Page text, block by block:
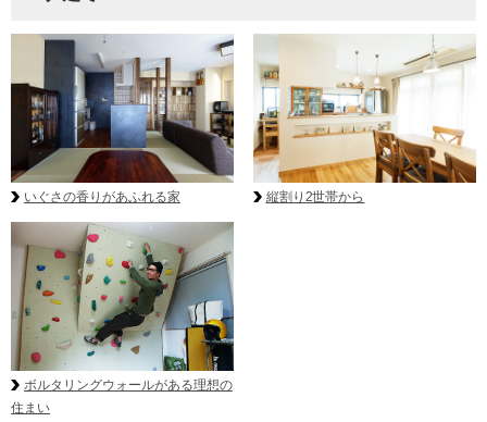
いぐさの香りがあふれる家 縦割り2世帯から
ボルタリングウォールがある理想の
住まい